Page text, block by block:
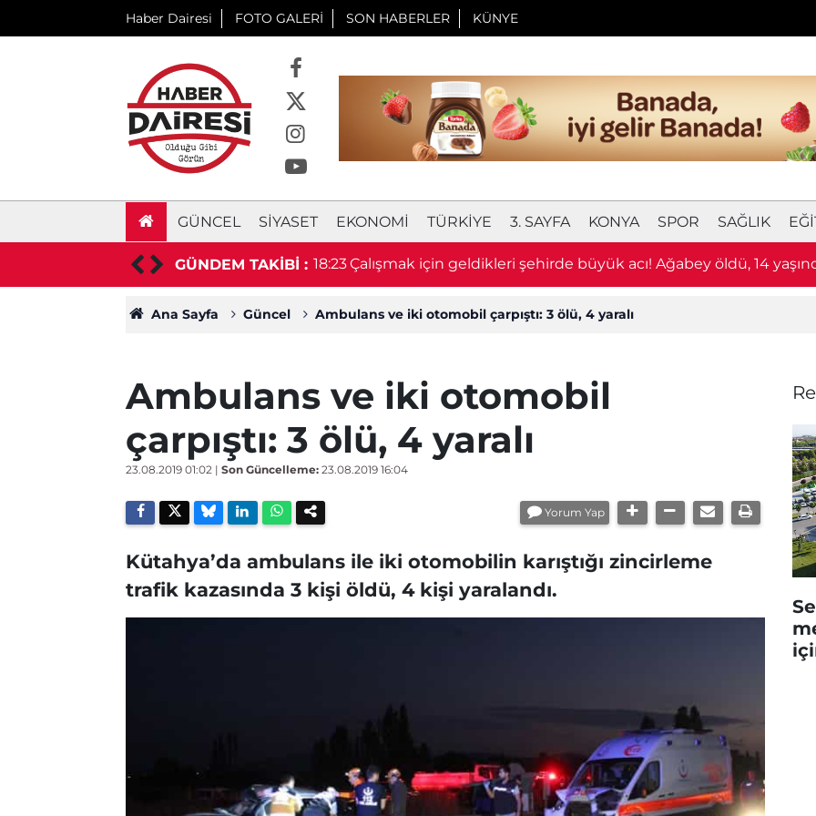
Haber Dairesi FOTO GALERİ SON HABERLER KÜNYE
GÜNCEL SIYASET EKONOMI TÜRKIYE 3. SAYFA KONYA SPOR SAĞLIK
GÜNDEM TAKİBİ :
tarife yürürlüğe girdi 18:23Çalışmak için geldikleri şehirde büyük acı! Ağabey öldü, 14
durumu ağır
Ana Sayfa Güncel Ambulans ve iki otomobil çarpıştı: 3 ölü, 4 yaralı
Ambulans ve iki otomobil
çarpıştı: 3 ölü, 4 yaralı
23.08.2019 01:02 | Son Güncelleme: 23.08.2019 16:04
Yorum Yap
Kütahya’da ambulans ile iki otomobilin karıştığı zincirleme
trafik kazasında 3 kişi öldü, 4 kişi yaralandı.